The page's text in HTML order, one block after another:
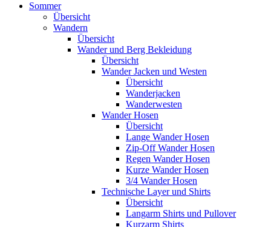
Sommer
Übersicht
Wandern
Übersicht
Wander und Berg Bekleidung
Übersicht
Wander Jacken und Westen
Übersicht
Wanderjacken
Wanderwesten
Wander Hosen
Übersicht
Lange Wander Hosen
Zip-Off Wander Hosen
Regen Wander Hosen
Kurze Wander Hosen
3/4 Wander Hosen
Technische Layer und Shirts
Übersicht
Langarm Shirts und Pullover
Kurzarm Shirts